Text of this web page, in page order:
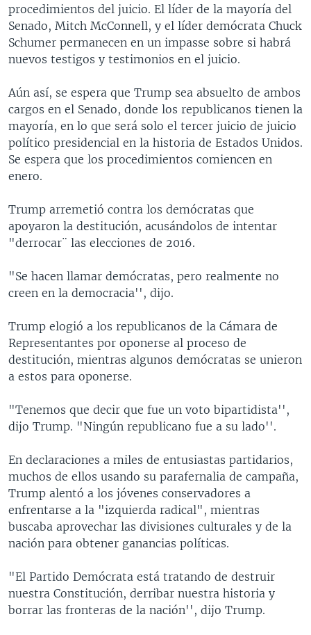
procedimientos del juicio. El líder de la mayoría del
Senado, Mitch McConnell, y el líder demócrata Chuck
Schumer permanecen en un impasse sobre si habrá
nuevos testigos y testimonios en el juicio.
Aún así, se espera que Trump sea absuelto de ambos
cargos en el Senado, donde los republicanos tienen la
mayoría, en lo que será solo el tercer juicio de juicio
político presidencial en la historia de Estados Unidos.
Se espera que los procedimientos comiencen en
enero.
Trump arremetió contra los demócratas que
apoyaron la destitución, acusándolos de intentar
"derrocar¨ las elecciones de 2016.
"Se hacen llamar demócratas, pero realmente no
creen en la democracia'', dijo.
Trump elogió a los republicanos de la Cámara de
Representantes por oponerse al proceso de
destitución, mientras algunos demócratas se unieron
a estos para oponerse.
"Tenemos que decir que fue un voto bipartidista'',
dijo Trump. "Ningún republicano fue a su lado''.
En declaraciones a miles de entusiastas partidarios,
muchos de ellos usando su parafernalia de campaña,
Trump alentó a los jóvenes conservadores a
enfrentarse a la "izquierda radical", mientras
buscaba aprovechar las divisiones culturales y de la
nación para obtener ganancias políticas.
"El Partido Demócrata está tratando de destruir
nuestra Constitución, derribar nuestra historia y
borrar las fronteras de la nación'', dijo Trump.